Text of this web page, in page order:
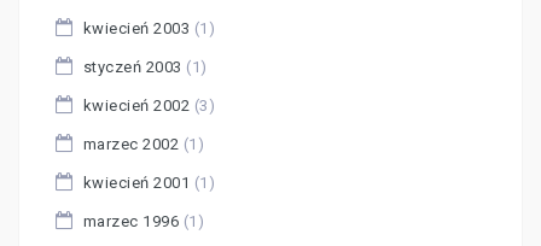
kwiecień 2003 (1)
styczeń 2003 (1)
kwiecień 2002 (3)
marzec 2002 (1)
kwiecień 2001 (1)
marzec 1996 (1)